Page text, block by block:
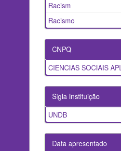
Racism
Racismo
CNPQ
CIENCIAS SOCIAIS
Sigla Instituição
UNDB
Data apresentado